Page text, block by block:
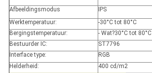
Afbeeldingsmodus
IPS
Werktemperatuur:
-30°C tot 80°C
Bergingstemperatuur:
- Wat?30°C tot 80°C
Bestuurder IC:
ST7796
Interface type:
RGB
Helderheid:
400 cd/m2